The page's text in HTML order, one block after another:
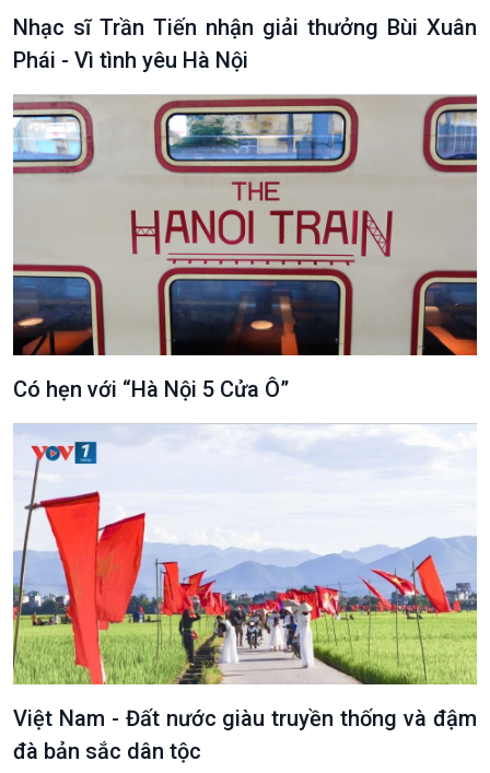
Podcast
Góc nhìn VOV1
Bình luận
10 phút Sự kiện - Luận bàn
Câu chuyện thời sự
Dòng chảy sự kiện
Diễn đàn chủ nhật
Chuyện đêm
Nhạc sĩ Trần Tiến nhận giải thưởng Bùi Xuân
Phái - Vì tình yêu Hà Nội
Có hẹn với “Hà Nội 5 Cửa Ô”
Việt Nam - Đất nước giàu truyền thống và đậm
đà bản sắc dân tộc